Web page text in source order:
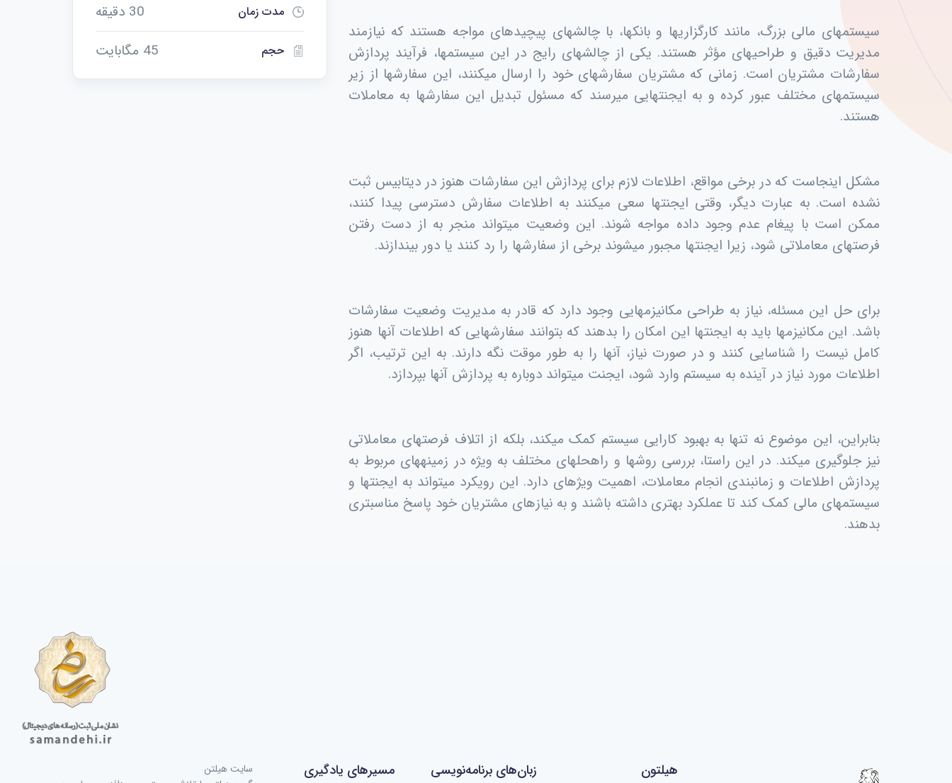
سیستمهای مالی بزرگ، مانند کارگزاریها و بانکها، با چالشهای پیچیدهای مواجه هستند که نیازمند
مدیریت دقیق و طراحیهای مؤثر هستند. یکی از چالشهای رایج در این سیستمها، فرآیند پردازش
سفارشات مشتریان است. زمانی که مشتریان سفارشهای خود را ارسال میکنند، این سفارشها از زیر
سیستمهای مختلف عبور کرده و به ایجنتهایی میرسند که مسئول تبدیل این سفارشها به معاملات
هستند.
مشکل اینجاست که در برخی مواقع، اطلاعات لازم برای پردازش این سفارشات هنوز در دیتابیس ثبت
نشده است. به عبارت دیگر، وقتی ایجنتها سعی میکنند به اطلاعات سفارش دسترسی پیدا کنند،
ممکن است با پیغام عدم وجود داده مواجه شوند. این وضعیت میتواند منجر به از دست رفتن
فرصتهای معاملاتی شود، زیرا ایجنتها مجبور میشوند برخی از سفارشها را رد کنند یا دور بیندازند.
برای حل این مسئله، نیاز به طراحی مکانیزمهایی وجود دارد که قادر به مدیریت وضعیت سفارشات
باشد. این مکانیزمها باید به ایجنتها این امکان را بدهند که بتوانند سفارشهایی که اطلاعات آنها هنوز
کامل نیست را شناسایی کنند و در صورت نیاز، آنها را به طور موقت نگه دارند. به این ترتیب، اگر
اطلاعات مورد نیاز در آینده به سیستم وارد شود، ایجنت میتواند دوباره به پردازش آنها بپردازد.
بنابراین، این موضوع نه تنها به بهبود کارایی سیستم کمک میکند، بلکه از اتلاف فرصتهای معاملاتی
نیز جلوگیری میکند. در این راستا، بررسی روشها و راهحلهای مختلف به ویژه در زمینههای مربوط به
پردازش اطلاعات و زمانبندی انجام معاملات، اهمیت ویژهای دارد. این رویکرد میتواند به ایجنتها و
سیستمهای مالی کمک کند تا عملکرد بهتری داشته باشند و به نیازهای مشتریان خود پاسخ مناسبتری
بدهند.
مدت زمان 30 دقیقه
حجم 45 مگابایت
هیلتون زبان‌های برنامه‌نویسی مسیرهای یادگیری
سایت هیلتن